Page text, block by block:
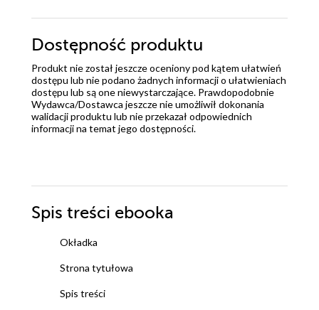
Dostępność produktu
Produkt nie został jeszcze oceniony pod kątem ułatwień
dostępu lub nie podano żadnych informacji o ułatwieniach
dostępu lub są one niewystarczające. Prawdopodobnie
Wydawca/Dostawca jeszcze nie umożliwił dokonania
walidacji produktu lub nie przekazał odpowiednich
informacji na temat jego dostępności.
Spis treści ebooka
Okładka
Strona tytułowa
Spis treści